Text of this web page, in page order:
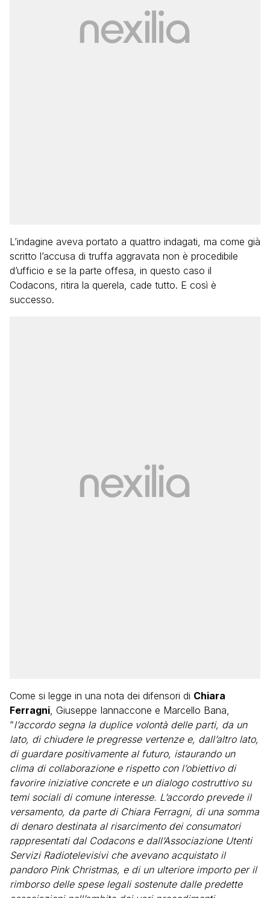
L’indagine aveva portato a quattro indagati, ma come già
scritto l’accusa di truffa aggravata non è procedibile
d’ufficio e se la parte offesa, in questo caso il
Codacons, ritira la querela, cade tutto. E così è
successo.
Come si legge in una nota dei difensori di Chiara
Ferragni , Giuseppe Iannaccone e Marcello Bana,
“l’accordo segna la duplice volontà delle parti, da un
lato, di chiudere le pregresse vertenze e, dall’altro lato,
di guardare positivamente al futuro, istaurando un
clima di collaborazione e rispetto con l’obiettivo di
favorire iniziative concrete e un dialogo costruttivo su
temi sociali di comune interesse. L’accordo prevede il
versamento, da parte di Chiara Ferragni, di una somma
di denaro destinata al risarcimento dei consumatori
rappresentati dal Codacons e dall’Associazione Utenti
Servizi Radiotelevisivi che avevano acquistato il
pandoro Pink Christmas, e di un ulteriore importo per il
rimborso delle spese legali sostenute dalle predette